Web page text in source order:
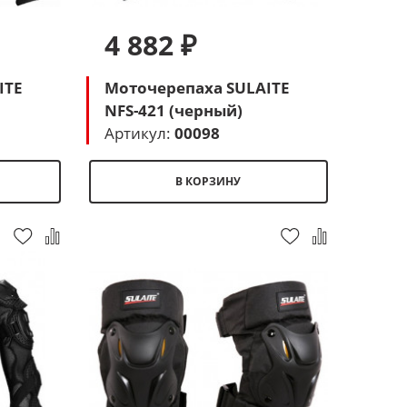
4 882 ₽
Моточерепаха SULAITE
NFS-421 (черный)
Артикул: 00098
В КОРЗИНУ